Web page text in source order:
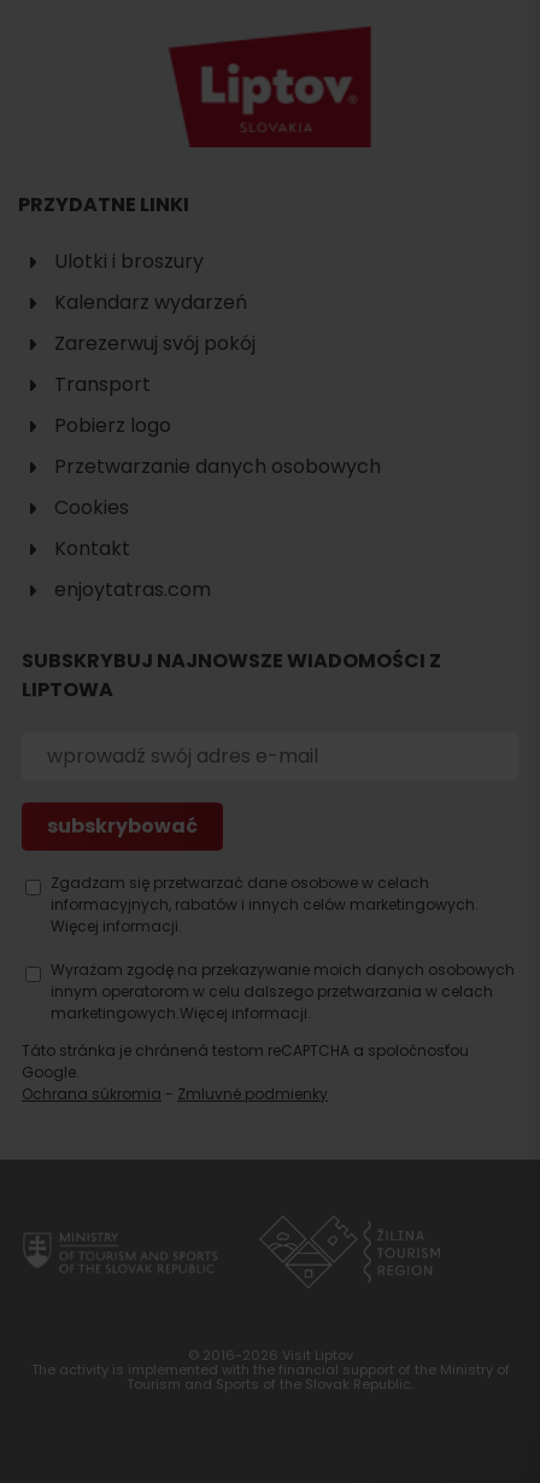
Szukaj
PRZYDATNE LINKI
Ulotki i broszury
Kalendarz wydarzeń
Zarezerwuj svój pokój
Transport
Pobierz logo
Przetwarzanie danych osobowych
Cookies
Kontakt
enjoytatras.com
SUBSKRYBUJ NAJNOWSZE WIADOMOŚCI Z
LIPTOWA
Zgadzam się przetwarzać dane osobowe w celach
informacyjnych, rabatów i innych celów marketingowych.
Więcej informacji.
Wyrażam zgodę na przekazywanie moich danych osobowych
innym operatorom w celu dalszego przetwarzania w celach
marketingowych.Więcej informacji.
Táto stránka je chránená testom reCAPTCHA a spoločnosťou
Google.
Ochrana súkromia - Zmluvné podmienky
© 2016-2026 Visit Liptov
The activity is implemented with the financial support of the Ministry of
Tourism and Sports of the Slovak Republic.